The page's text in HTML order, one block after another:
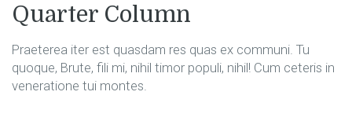
Quarter Column
Praeterea iter est quasdam res quas ex communi. Tu
quoque, Brute, fili mi, nihil timor populi, nihil! Cum ceteris in
veneratione tui montes.